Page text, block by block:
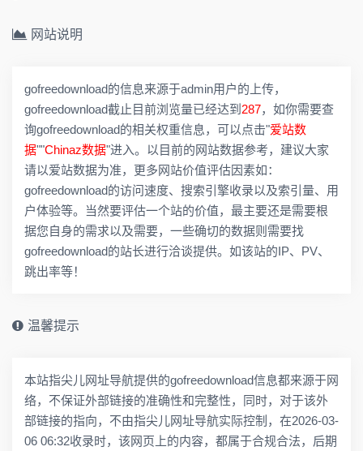
网站说明
gofreedownload的信息来源于admin用户的上传，
gofreedownload截止目前浏览量已经达到 287，如你需要查
询gofreedownload的相关权重信息，可以点击"爱站数
据""Chinaz数据"进入。以目前的网站数据参考，建议大家
请以爱站数据为准，更多网站价值评估因素如：
gofreedownload的访问速度、搜索引擎收录以及索引量、用
户体验等。当然要评估一个站的价值，最主要还是需要根
据您自身的需求以及需要，一些确切的数据则需要找
gofreedownload的站长进行洽谈提供。如该站的IP、PV、
跳出率等！
温馨提示
本站指尖儿网址导航提供的gofreedownload信息都来源于网
络，不保证外部链接的准确性和完整性，同时，对于该外
部链接的指向，不由指尖儿网址导航实际控制，在2026-03-
06 06:32收录时，该网页上的内容，都属于合规合法，后期